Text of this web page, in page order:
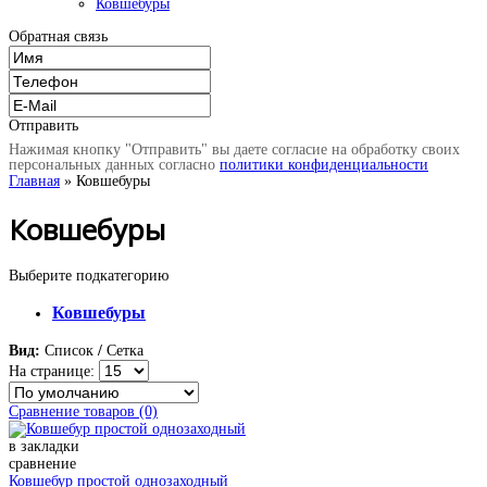
Ковшебуры
Обратная связь
Отправить
Нажимая кнопку "Отправить" вы даете согласие на обработку своих
персональных данных согласно политики конфиденциальности
Главная » Ковшебуры
Ковшебуры
Выберите подкатегорию
Ковшебуры
Вид: Список / Сетка
На странице:
Сравнение товаров (0)
в закладки
сравнение
Ковшебур простой однозаходный